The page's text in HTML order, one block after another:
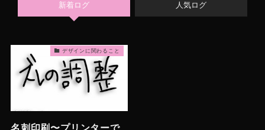
新着ログ 人気ログ
デザインに関わること
名刺印刷〜プリンターで